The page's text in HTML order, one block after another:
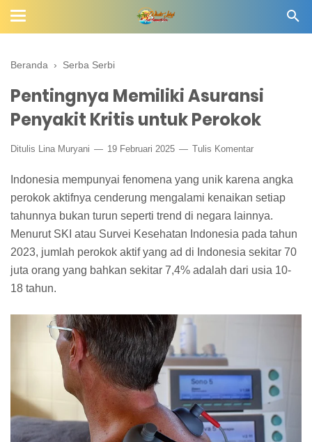
Beranda › Serba Serbi
Pentingnya Memiliki Asuransi
Penyakit Kritis untuk Perokok
Ditulis Lina Muryani 19 Februari 2025 Tulis Komentar
Indonesia mempunyai fenomena yang unik karena angka
perokok aktifnya cenderung mengalami kenaikan setiap
tahunnya bukan turun seperti trend di negara lainnya.
Menurut SKI atau Survei Kesehatan Indonesia pada tahun
2023, jumlah perokok aktif yang ad di Indonesia sekitar 70
juta orang yang bahkan sekitar 7,4% adalah dari usia 10-
18 tahun.